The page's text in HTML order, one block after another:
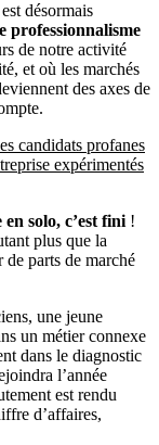
désormais
professionnalisme
de notre activité
et où les marchés
des axes de
candidats profanes
expérimentés
solo, c’est fini !
plus que la
de parts de marché
une jeune
un métier connexe
dans le diagnostic
l’année
est rendu
d’affaires,